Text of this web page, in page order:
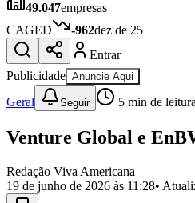
Anuncie no Portal
Cadastrar Empresa
Divulgar Vagas
Publicidade Legal
Política
Eleições
Segurança
Cultura
Obras
Educação
49.047empresas
CAGED
-962dez de 25
Entrar
Publicidade Anuncie Aqui
Geral Seguir 5 min de
Venture Global e
Redação Viva Americana
19 de junho de 2026 às 11:28•